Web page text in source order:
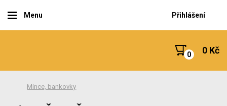
Menu Přihlášení
0 Kč
Mince, bankovky